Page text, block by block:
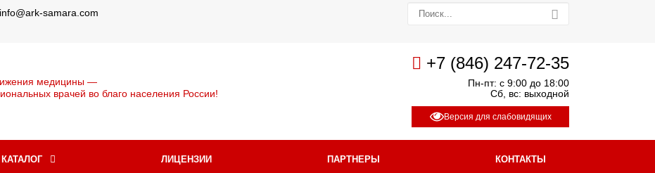
info@ark-samara.com
+7 (846) 247-72-35
Пн-пт: с 9:00 до 18:00
Сб, вс: выходной
Версия для слабовидящих
медицины —
врачей во благо населения России!
КАТАЛОГ ЛИЦЕНЗИИ ПАРТНЕРЫ КОНТАКТЫ